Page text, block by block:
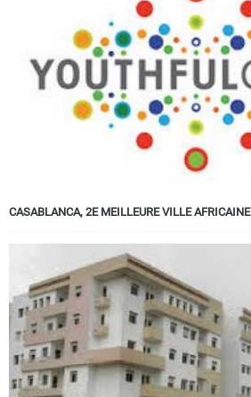
CASABLANCA, 2E MEILLEURE VILLE AFRICAINE